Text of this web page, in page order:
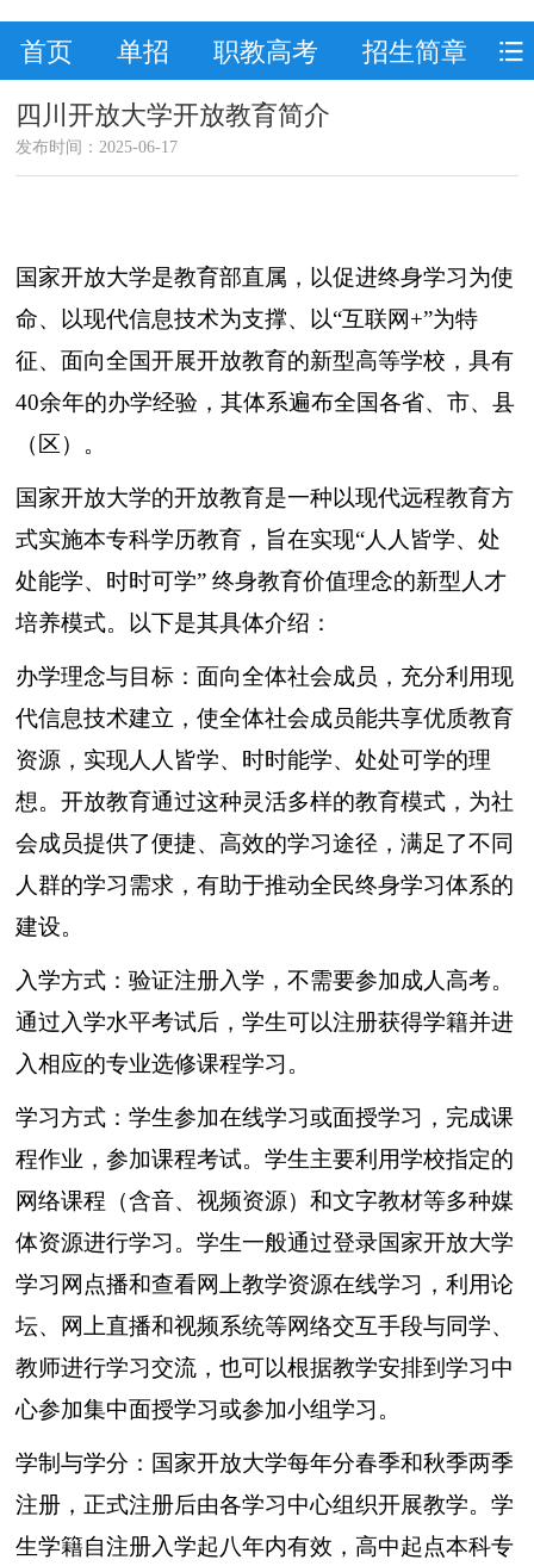
首页 单招 职教高考 招生简章
四川开放大学开放教育简介
发布时间：2025-06-17
国家开放大学是教育部直属，以促进终身学习为使
命、以现代信息技术为支撑、以“互联网+”为特
征、面向全国开展开放教育的新型高等学校 ，具有
40余年的办学经验，其体系遍布全国各省、市、县
（区）。
国家开放大学的开放教育是一种以现代远程教育方
式实施本专科学历教育，旨在实现“人人皆学、处
处能学、时时可学” 终身教育价值理念的新型人才
培养模式。以下是其具体介绍：
办学理念与目标：面向全体社会成员，充分利用现
代信息技术建立，使全体社会成员能共享优质教育
资源，实现人人皆学、时时能学、处处可学的理
想。开放教育通过这种灵活多样的教育模式，为社
会成员提供了便捷、高效的学习途径，满足了不同
人群的学习需求，有助于推动全民终身学习体系的
建设。
入学方式：验证注册入学，不需要参加成人高考。
通过入学水平考试后，学生可以注册获得学籍并进
入相应的专业选修课程学习。
学习方式：学生参加在线学习或面授学习，完成课
程作业，参加课程考试。学生主要利用学校指定的
网络课程（含音、视频资源）和文字教材等多种媒
体资源进行学习。学生一般通过登录国家开放大学
学习网点播和查看网上教学资源在线学习，利用论
坛、网上直播和视频系统等网络交互手段与同学、
教师进行学习交流，也可以根据教学安排到学习中
心参加集中面授学习或参加小组学习。
学制与学分：国家开放大学每年分春季和秋季两季
注册，正式注册后由各学习中心组织开展教学。学
生学籍自注册入学起八年内有效，高中起点本科专